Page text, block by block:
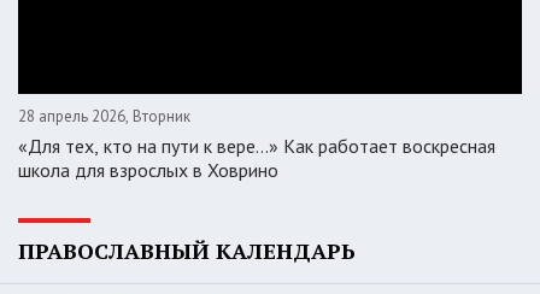
28 апрель 2026, Вторник
«Для тех, кто на пути к вере...» Как работает воскресная
школа для взрослых в Ховрино
ПРАВОСЛАВНЫЙ КАЛЕНДАРЬ